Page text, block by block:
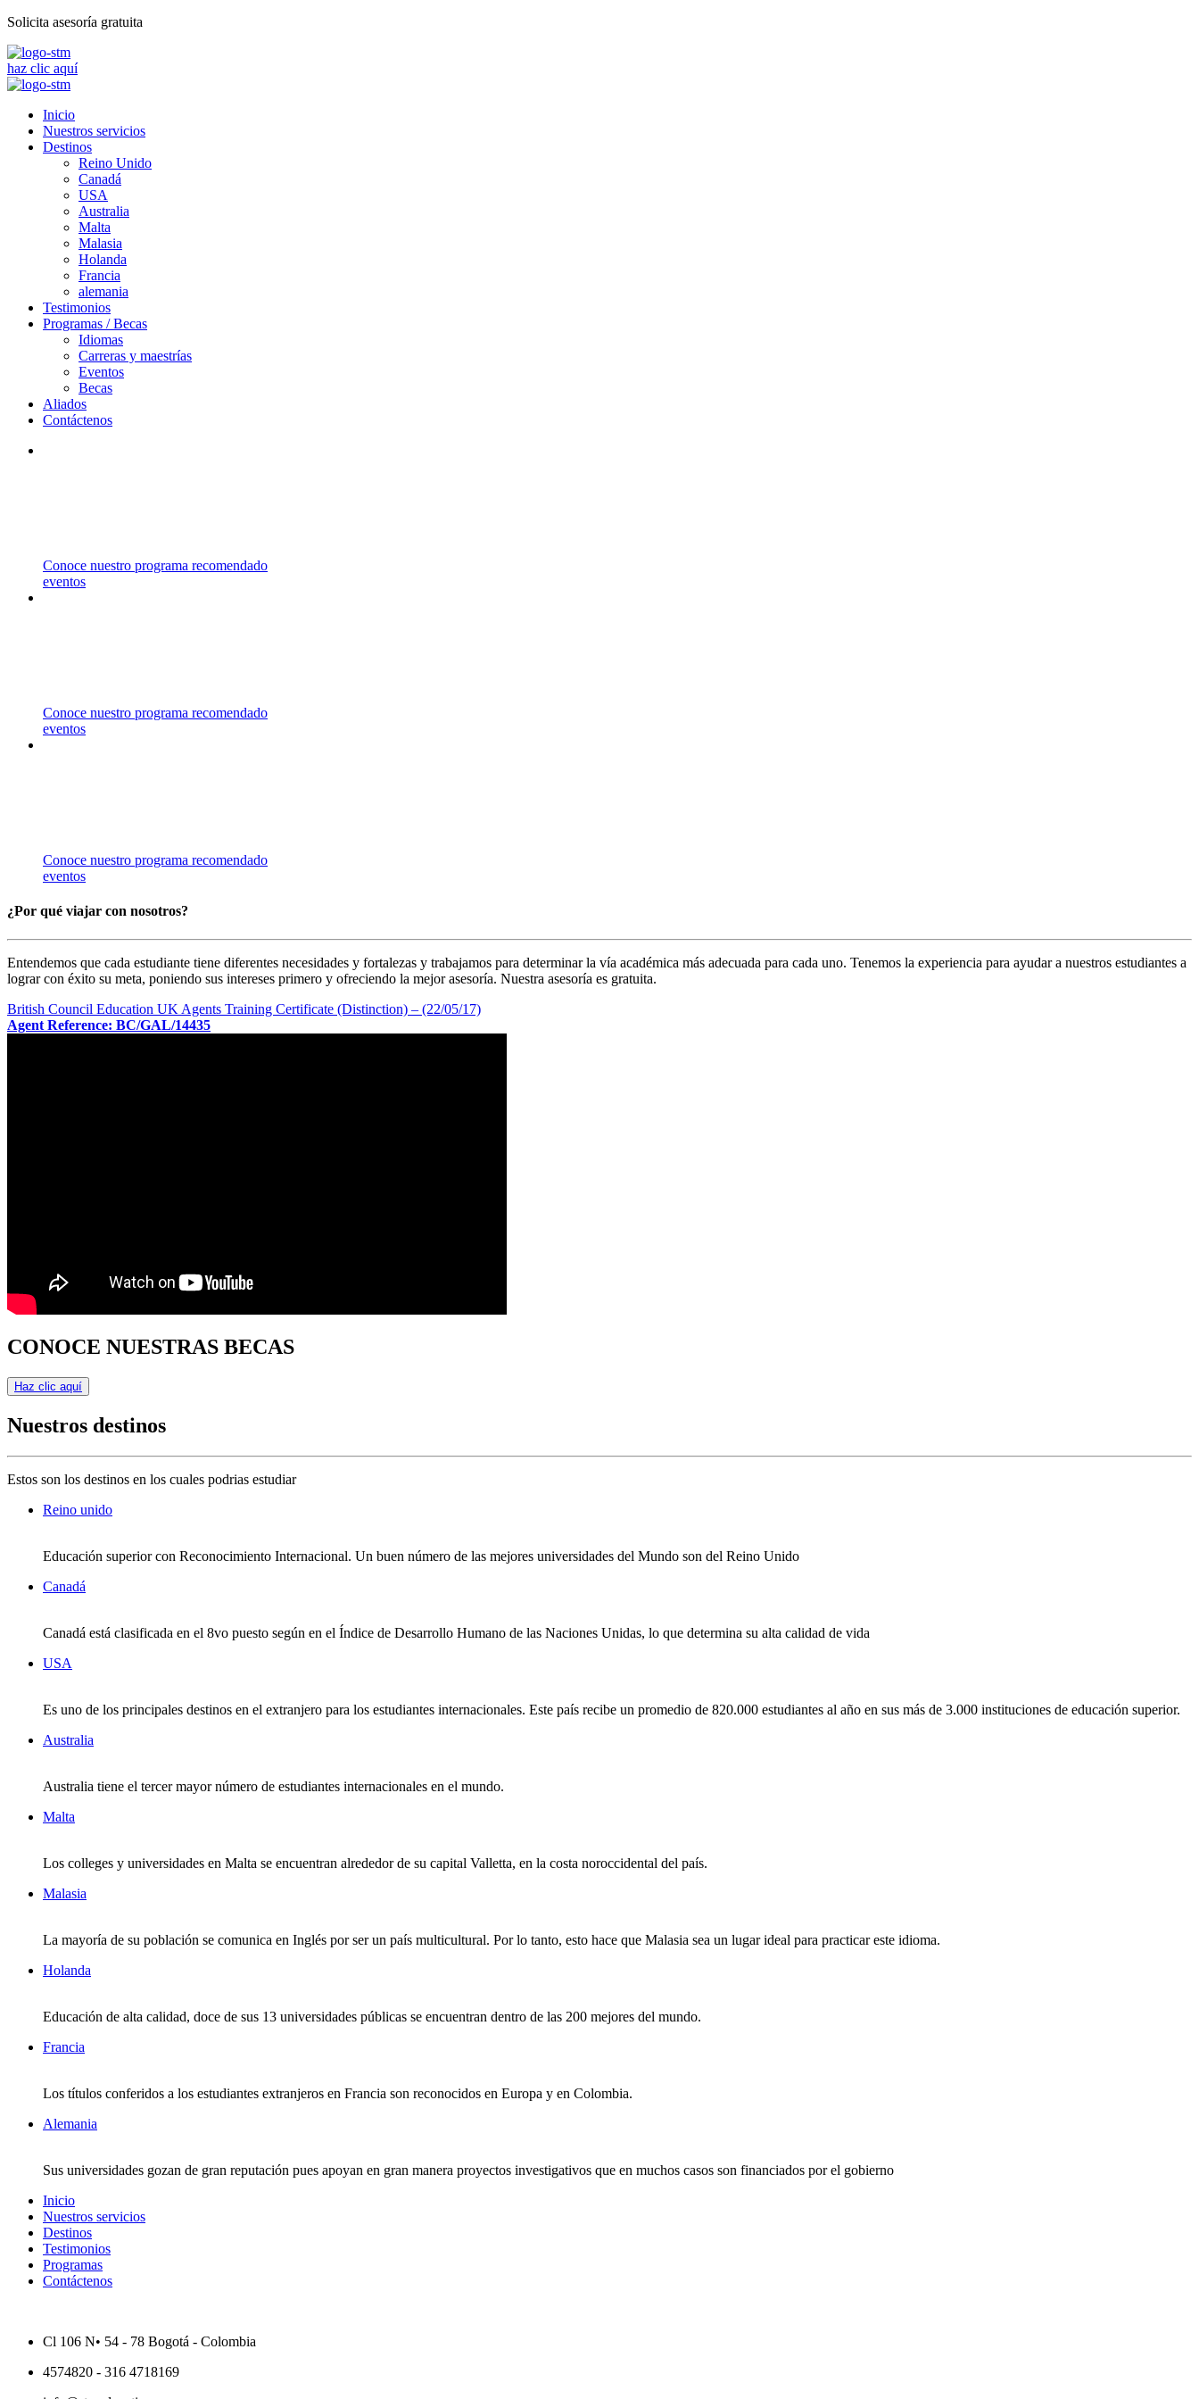
Solicita asesoría gratuita
haz clic aquí
Inicio
Nuestros servicios
Destinos
Reino Unido
Canadá
USA
Australia
Malta
Malasia
Holanda
Francia
alemania
Testimonios
Programas / Becas
Idiomas
Carreras y maestrías
Eventos
Becas
Aliados
Contáctenos
Conoce nuestro programa recomendado
eventos
Conoce nuestro programa recomendado
eventos
Conoce nuestro programa recomendado
eventos
¿Por qué viajar con nosotros?
Entendemos que cada estudiante tiene diferentes necesidades y fortalezas y trabajamos para determinar la vía académica más adecuada para cada uno. Tenemos la experiencia para ayudar a nuestros estudiantes a
lograr con éxito su meta, poniendo sus intereses primero y ofreciendo la mejor asesoría. Nuestra asesoría es gratuita.
British Council Education UK Agents Training Certificate (Distinction) – (22/05/17)
Agent Reference: BC/GAL/14435
CONOCE NUESTRAS BECAS
Haz clic aquí
Nuestros destinos
Estos son los destinos en los cuales podrias estudiar
Reino unido
Educación superior con Reconocimiento Internacional. Un buen número de las mejores universidades del Mundo son del Reino Unido
Canadá
Canadá está clasificada en el 8vo puesto según en el Índice de Desarrollo Humano de las Naciones Unidas, lo que determina su alta calidad de vida
USA
Es uno de los principales destinos en el extranjero para los estudiantes internacionales. Este país recibe un promedio de 820.000 estudiantes al año en sus más de 3.000 instituciones de educación superior.
Australia
Australia tiene el tercer mayor número de estudiantes internacionales en el mundo.
Malta
Los colleges y universidades en Malta se encuentran alrededor de su capital Valletta, en la costa noroccidental del país.
Malasia
La mayoría de su población se comunica en Inglés por ser un país multicultural. Por lo tanto, esto hace que Malasia sea un lugar ideal para practicar este idioma.
Holanda
Educación de alta calidad, doce de sus 13 universidades públicas se encuentran dentro de las 200 mejores del mundo.
Francia
Los títulos conferidos a los estudiantes extranjeros en Francia son reconocidos en Europa y en Colombia.
Alemania
Sus universidades gozan de gran reputación pues apoyan en gran manera proyectos investigativos que en muchos casos son financiados por el gobierno
Inicio
Nuestros servicios
Destinos
Testimonios
Programas
Contáctenos
Cl 106 N• 54 - 78 Bogotá - Colombia
4574820 - 316 4718169